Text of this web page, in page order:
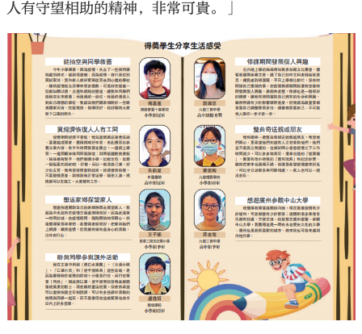
人有守望相助的精神，非常可貴。」